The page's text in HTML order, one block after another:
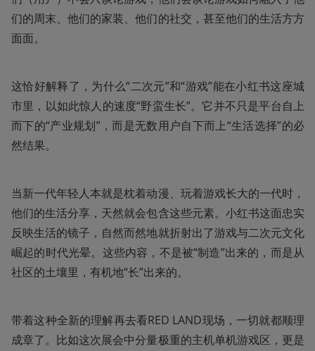
们的周末、他们的家装、他们的社交，甚至他们的生活方方
面面。
这恰好解释了，为什么“二次元”和“游戏”能在小红书这座城
市里，以如此惊人的速度“野蛮生长”。它并不只是平台自上
而下的“产业规划”，而是无数用户自下而上“生活选择”的必
然结果。
当新一代年轻人本就是枕着动漫、玩着游戏长大的一代时，
他们的生活分享，天然就会包含这些元素。小红书这面忠实
反映生活的镜子，自然而然地就折射出了游戏与二次元文化
崛起的时代光晕。这些内容，不是被“制造”出来的，而是从
社区的土壤里，有机地“长”出来的。
带着这种全新的理解再去看RED LAND现场，一切就都顺理
成章了。比如这次展会中分量极重的主机单机游戏区，更是